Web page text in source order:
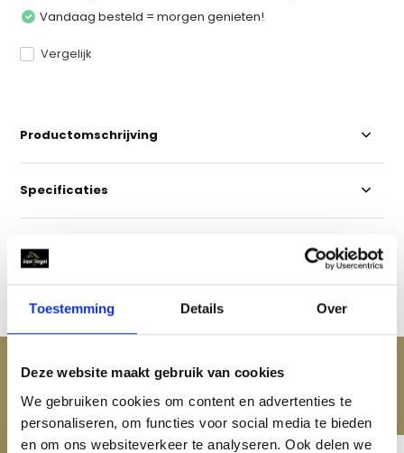
Toestemming Details Over
Deze website maakt gebruik van cookies
We gebruiken cookies om content en advertenties te
personaliseren, om functies voor social media te bieden
en om ons websiteverkeer te analyseren. Ook delen we
Vandaag besteld = morgen genieten!
Vergelijk
Productomschrijving
Specificaties
Reviews
Delen
ACCESSOIRES
Maak je aankoop compleet